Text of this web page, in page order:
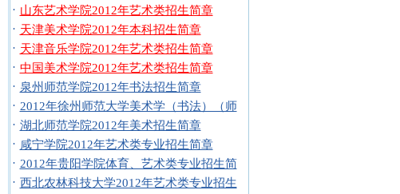
· 山东艺术学院2012年艺术类招生简章
· 天津美术学院2012年本科招生简章
· 天津音乐学院2012年艺术类招生简章
· 中国美术学院2012年艺术类招生简章
· 泉州师范学院2012年书法招生简章
· 2012年徐州师范大学美术学（书法）（师
· 湖北师范学院2012年美术招生简章
· 咸宁学院2012年艺术类专业招生简章
· 2012年贵阳学院体育、艺术类专业招生简
· 西北农林科技大学2012年艺术类专业招生